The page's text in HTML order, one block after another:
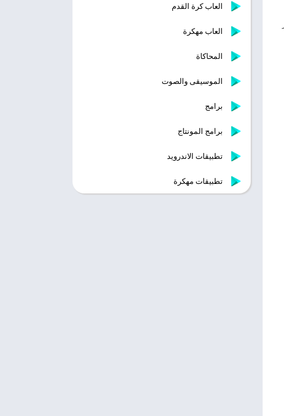
العاب كرة القدم
العاب مهكرة
المحاكاة
الموسيقى والصوت
برامج
برامج المونتاج
تطبيقات الاندرويد
تطبيقات مهكرة